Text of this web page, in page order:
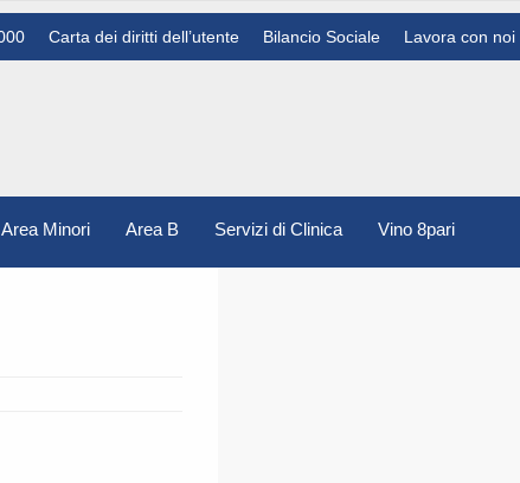
Lavora con noi
Bilancio Sociale
Carta dei diritti dell’utente
Area Minori Area B Servizi di Clinica Vino 8pari